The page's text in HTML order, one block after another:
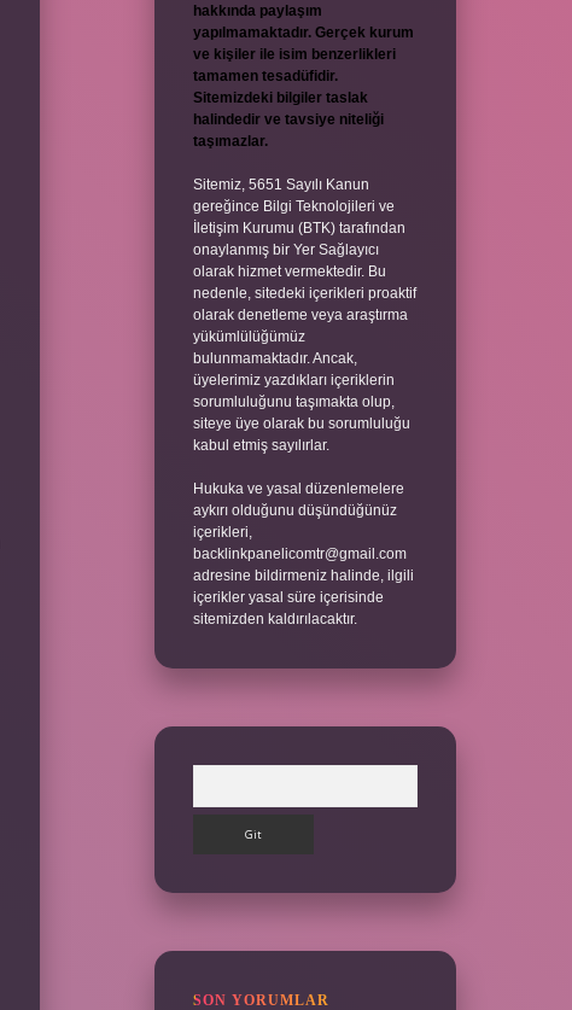
hakkında paylaşım
yapılmamaktadır. Gerçek kurum
ve kişiler ile isim benzerlikleri
tamamen tesadüfidir.
Sitemizdeki bilgiler taslak
halindedir ve tavsiye niteliği
taşımazlar.
Sitemiz, 5651 Sayılı Kanun
gereğince Bilgi Teknolojileri ve
İletişim Kurumu (BTK) tarafından
onaylanmış bir Yer Sağlayıcı
olarak hizmet vermektedir. Bu
nedenle, sitedeki içerikleri proaktif
olarak denetleme veya araştırma
yükümlülüğümüz
bulunmamaktadır. Ancak,
üyelerimiz yazdıkları içeriklerin
sorumluluğunu taşımakta olup,
siteye üye olarak bu sorumluluğu
kabul etmiş sayılırlar.
Hukuka ve yasal düzenlemelere
aykırı olduğunu düşündüğünüz
içerikleri,
backlinkpanelicomtr@gmail.com
adresine bildirmeniz halinde, ilgili
içerikler yasal süre içerisinde
sitemizden kaldırılacaktır.
SON YORUMLAR